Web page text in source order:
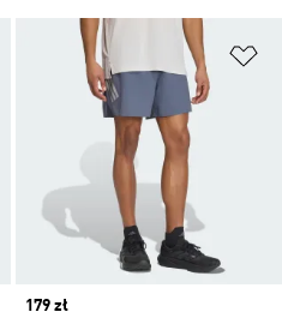
Dodaj do listy życzeń
Price
179 zł